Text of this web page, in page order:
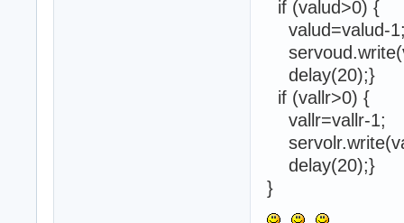
if (valud>0) {
valud=valud-
delay(20);}
if (vallr>0) {
vallr=vallr-1;
delay(20);}
}